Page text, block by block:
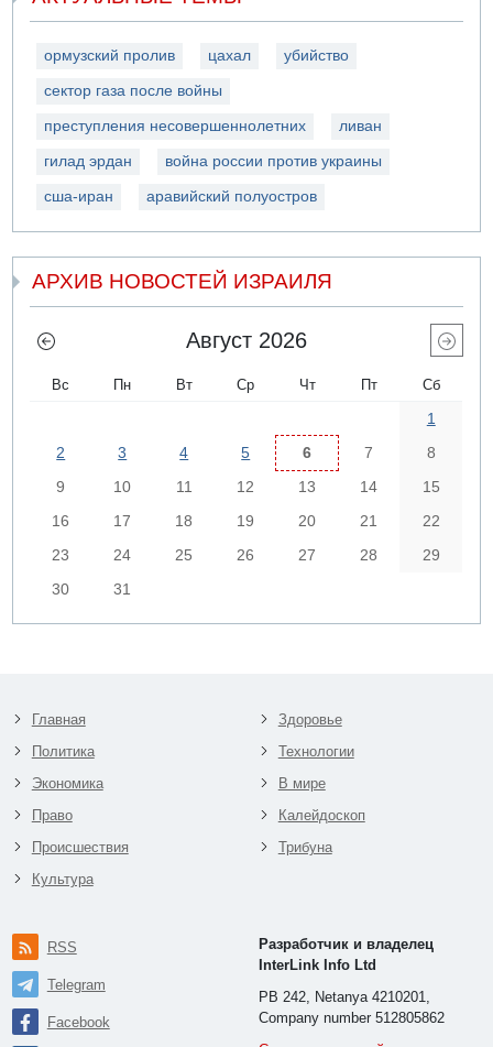
ормузский пролив цахал убийство
сектор газа после войны
преступления несовершеннолетних ливан
гилад эрдан война россии против украины
сша-иран аравийский полуостров
АРХИВ НОВОСТЕЙ ИЗРАИЛЯ
Август 2026
Вс Пн Вт Ср Чт Пт Сб
1
2
3 4 5 6 7
8
9
10 11 12 13 14
15
16
17 18 19 20 21
22
23
24 25 26 27 28
29
30
31
Главная
Политика
Экономика
Право
Происшествия
Культура
Здоровье
Технологии
В мире
Калейдоскоп
Трибуна
RSS
Telegram
Facebook
Разработчик и владелец
InterLink Info Ltd
PB 242, Netanya 4210201,
Company number 512805862